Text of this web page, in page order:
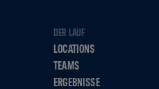
DER LAUF
LOCATIONS
TEAMS
ERGEBNISSE